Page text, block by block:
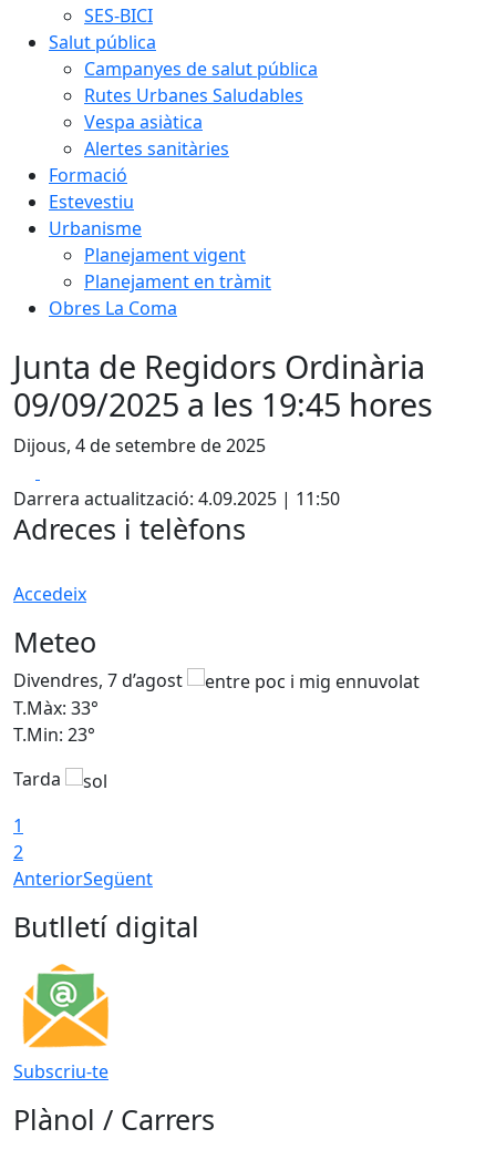
SES-BICI
Salut pública
Campanyes de salut pública
Rutes Urbanes Saludables
Vespa asiàtica
Alertes sanitàries
Formació
Estevestiu
Urbanisme
Planejament vigent
Planejament en tràmit
Obres La Coma
Junta de Regidors Ordinària
09/09/2025 a les 19:45 hores
Dijous, 4 de setembre de 2025
Darrera actualització: 4.09.2025 | 11:50
Adreces i telèfons
Accedeix
Meteo
Divendres, 7 d’agost
T.Màx: 33°
T.Min: 23°
Tarda
1
2
AnteriorSegüent
Butlletí digital
Subscriu-te
Plànol / Carrers